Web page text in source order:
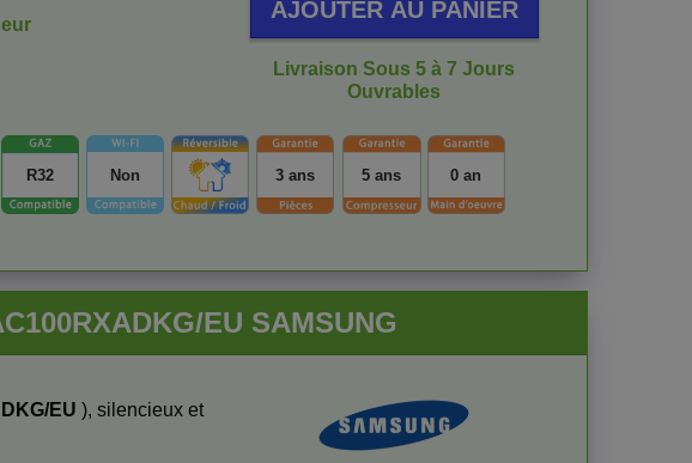
AJOUTER AU PANIER
Livraison Sous 5 à 7 Jours
Ouvrables
3 ans 5 ans 0 an
Non
R32
EU SAMSUNG
EU ), silencieux et